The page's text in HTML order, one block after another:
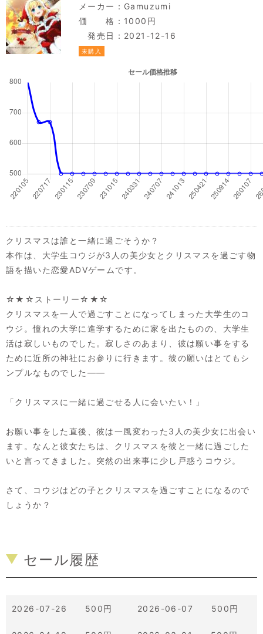
メーカー： Gamuzumi
価 格：1000円
発売日：2021-12-16
未購入
クリスマスは誰と一緒に過ごそうか？
本作は、大学生コウジが3人の美少女とクリスマスを過ごす物
語を描いた恋愛ADVゲームです。
☆★☆ストーリー☆★☆
クリスマスを一人で過ごすことになってしまった大学生のコ
ウジ。憧れの大学に進学するために家を出たものの、大学生
活は寂しいものでした。寂しさのあまり、彼は願い事をする
ために近所の神社にお参りに行きます。彼の願いはとてもシ
ンプルなものでした――
「クリスマスに一緒に過ごせる人に会いたい！」
お願い事をした直後、彼は一風変わった3人の美少女に出会い
ます。なんと彼女たちは、クリスマスを彼と一緒に過ごした
いと言ってきました。突然の出来事に少し戸惑うコウジ。
さて、コウジはどの子とクリスマスを過ごすことになるので
しょうか？
セール履歴
2026-07-26 500円 2026-06-07 500円